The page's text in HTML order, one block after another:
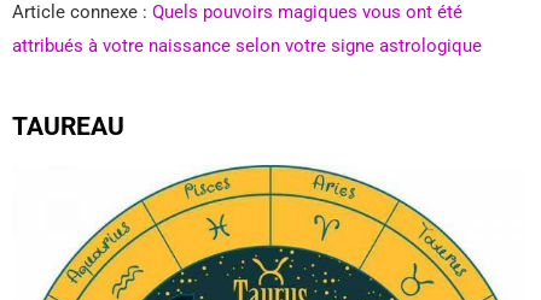
Article connexe : Quels pouvoirs magiques vous ont été
attribués à votre naissance selon votre signe astrologique
TAUREAU